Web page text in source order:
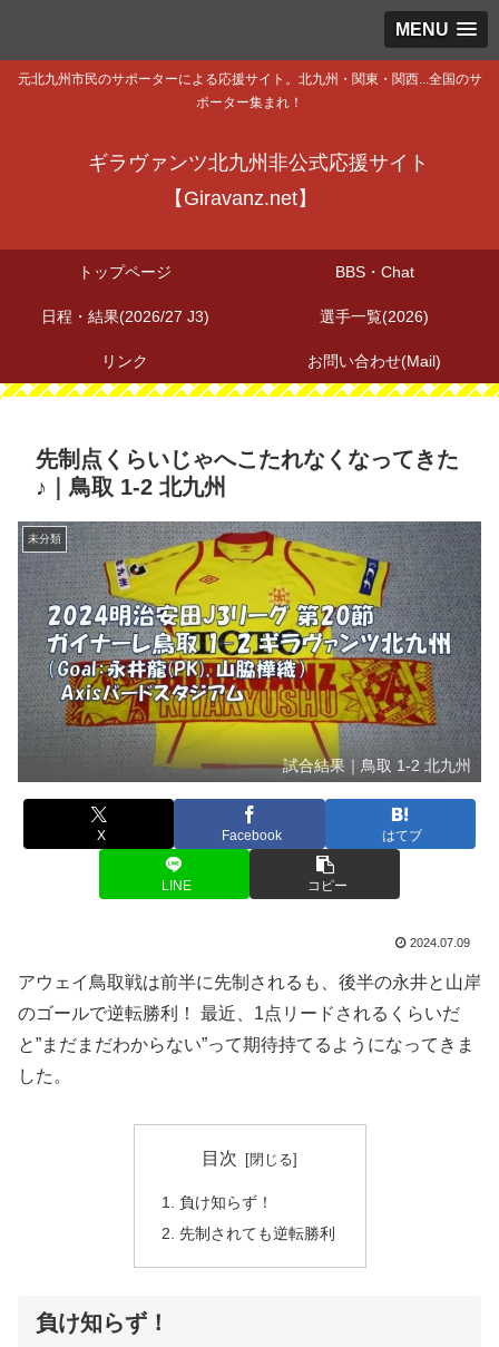
MENU
元北九州市民のサポーターによる応援サイト。北九州・関東・関西...全国のサ
ポーター集まれ！
ギラヴァンツ北九州非公式応援サイト
【Giravanz.net】
トップページ BBS・Chat
日程・結果(2026/27 J3) 選手一覧(2026)
リンク お問い合わせ(Mail)
先制点くらいじゃへこたれなくなってきた
♪｜鳥取 1-2 北九州
未分類
試合結果｜鳥取 1-2 北九州
X Facebook はてブ
LINE コピー
2024.07.09
アウェイ鳥取戦は前半に先制されるも、後半の永井と山岸
のゴールで逆転勝利！ 最近、1点リードされるくらいだ
と”まだまだわからない”って期待持てるようになってきま
した。
目次
負け知らず！
先制されても逆転勝利
負け知らず！